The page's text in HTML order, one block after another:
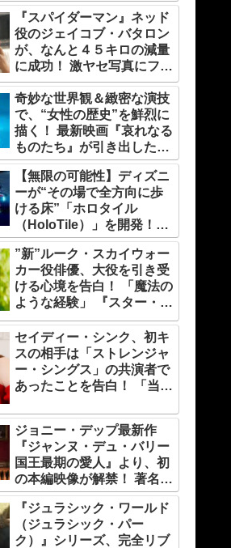
『スパイダーマン』ネッド
役のジェイコブ・バタロン
が、なんと４５キロの減量
に成功！ 激ヤセ写真にファ
ンたちもビックリ[写真あ
り]
奇妙な世界観＆緻密な演技
で、“女性の歴史”を鮮烈に
描く！ 最新映画『哀れなる
ものたち』が引き出したエ
マ・ストーンのオーラと怪
演、そして緻密すぎる演技
力！ これは女性の“自由意
志”の物語［レビュー＆解
説］
【無限の可能性】ディズニ
ーが“その場で全方向に歩
ける床”「ホロタイル
（HoloTile）」を開発！
VR空間を自在に動けるよ
うに【『レディプレ』実現
への大きな一歩？】
”新”ルーク・スカイウォー
カー役俳優、大役を引き受
ける心境を告白！ 「魔法の
ような経験」 『スター・ウ
ォーズ』の一員になれたこ
とによろこび爆発
セイディー・シンク、初キ
スの相手は「ストレンジャ
ー・シングス」の共演者で
あったことを告白！ 「当時
えば笑い話」
ジョニー・デップ最新作
『ジャンヌ・デュ・バリー
国王最期の愛人』より、初
の本編映像が解禁！ 著名人
コメントも多数到着
『ジュラシック・ワールド
（ジュラシック・パー
ク）』シリーズ、完全リブ